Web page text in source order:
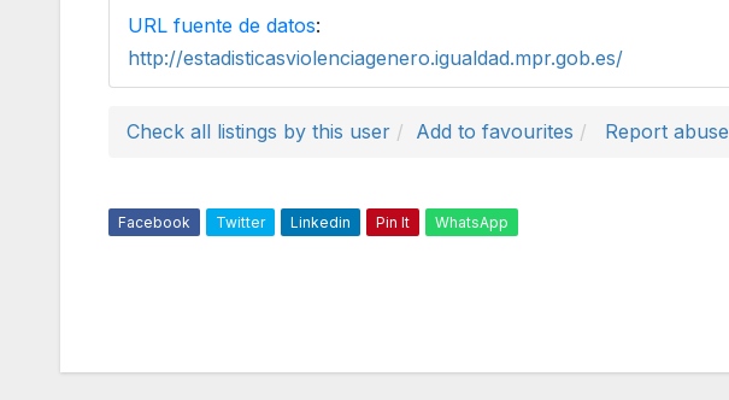
URL fuente de datos:
http://estadisticasviolenciagenero.igualdad.mpr.gob.es/
Check all listings by this user Add to favourites Report abuse
Facebook Twitter Linkedin Pin It WhatsApp